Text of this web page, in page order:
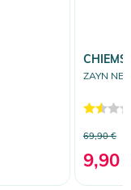
ZAYN
69,90 €
9,90